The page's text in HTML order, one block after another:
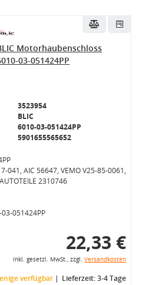
Motorhaubenschloss
03-051424PP
3523954
BLIC
6010-03-051424PP
5901655565652
041, AIC 56647, VEMO V25-85-0061,
2310746
051424PP
22,33 €
inkl. gesetzl. MwSt., zzgl. Versandkosten
verfügbar Lieferzeit: 3-4 Tage